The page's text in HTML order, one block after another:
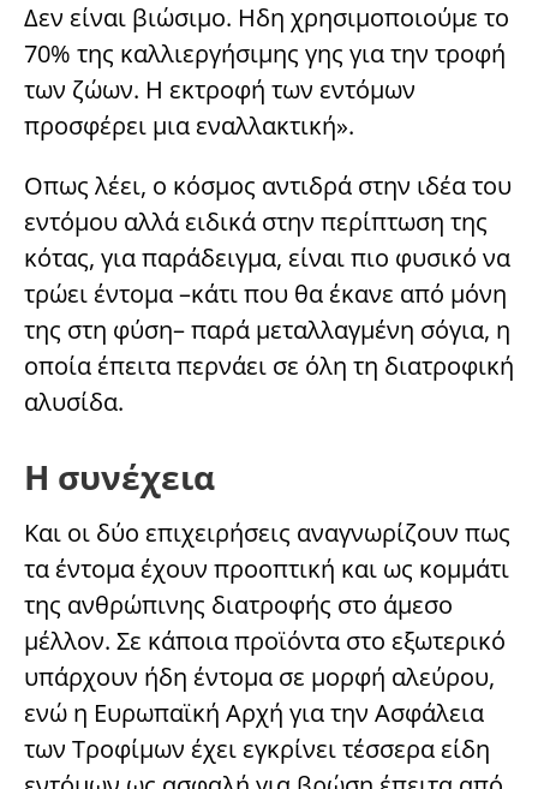
Δεν είναι βιώσιμο. Ηδη χρησιμοποιούμε το
70% της καλλιεργήσιμης γης για την τροφή
των ζώων. Η εκτροφή των εντόμων
προσφέρει μια εναλλακτική».
Οπως λέει, ο κόσμος αντιδρά στην ιδέα του
εντόμου αλλά ειδικά στην περίπτωση της
κότας, για παράδειγμα, είναι πιο φυσικό να
τρώει έντομα –κάτι που θα έκανε από μόνη
της στη φύση– παρά μεταλλαγμένη σόγια, η
οποία έπειτα περνάει σε όλη τη διατροφική
αλυσίδα.
Η συνέχεια
Και οι δύο επιχειρήσεις αναγνωρίζουν πως
τα έντομα έχουν προοπτική και ως κομμάτι
της ανθρώπινης διατροφής στο άμεσο
μέλλον. Σε κάποια προϊόντα στο εξωτερικό
υπάρχουν ήδη έντομα σε μορφή αλεύρου,
ενώ η Ευρωπαϊκή Αρχή για την Ασφάλεια
των Τροφίμων έχει εγκρίνει τέσσερα είδη